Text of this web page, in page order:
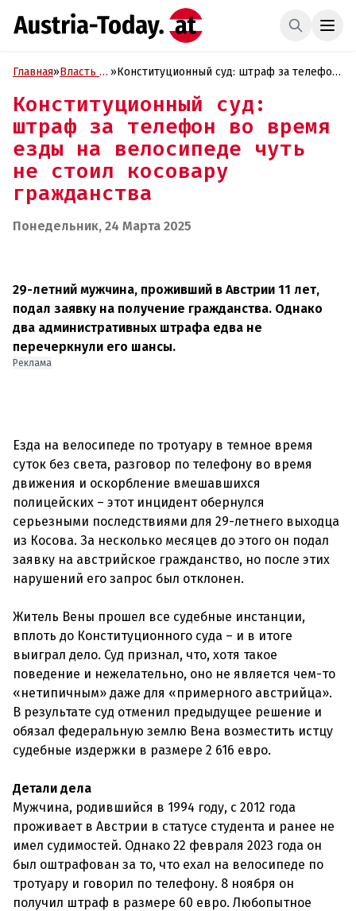
Главная»Власть и »Конституционный суд: штраф за телефон
стоил косовару гражданства
Конституционный суд:
штраф за телефон во время
езды на велосипеде чуть
не стоил косовару
гражданства
Понедельник, 24 Марта 2025
29-летний мужчина, проживший в Австрии 11 лет,
подал заявку на получение гражданства. Однако
два административных штрафа едва не
перечеркнули его шансы.
Реклама
Езда на велосипеде по тротуару в темное время
суток без света, разговор по телефону во время
движения и оскорбление вмешавшихся
полицейских – этот инцидент обернулся
серьезными последствиями для 29-летнего выходца
из Косова. За несколько месяцев до этого он подал
заявку на австрийское гражданство, но после этих
нарушений его запрос был отклонен.
Житель Вены прошел все судебные инстанции,
вплоть до Конституционного суда – и в итоге
выиграл дело. Суд признал, что, хотя такое
поведение и нежелательно, оно не является чем-то
«нетипичным» даже для «примерного австрийца».
В результате суд отменил предыдущее решение и
обязал федеральную землю Вена возместить истцу
судебные издержки в размере 2 616 евро.
Детали дела
Мужчина, родившийся в 1994 году, с 2012 года
проживает в Австрии в статусе студента и ранее не
имел судимостей. Однако 22 февраля 2023 года он
был оштрафован за то, что ехал на велосипеде по
тротуару и говорил по телефону. 8 ноября он
получил штраф в размере 60 евро. Любопытное